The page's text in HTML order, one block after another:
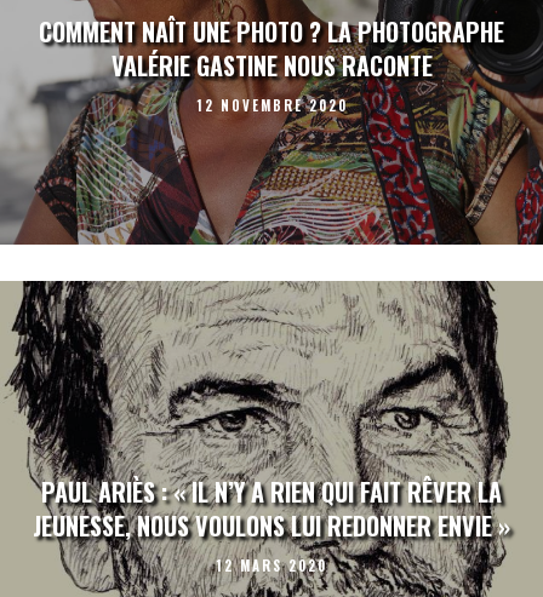
COMMENT NAÎT UNE PHOTO ? LA PHOTOGRAPHE
VALÉRIE GASTINE NOUS RACONTE
12 NOVEMBRE 2020
PAUL ARIÈS : « IL N’Y A RIEN QUI FAIT RÊVER LA
JEUNESSE, NOUS VOULONS LUI REDONNER ENVIE »
12 MARS 2020